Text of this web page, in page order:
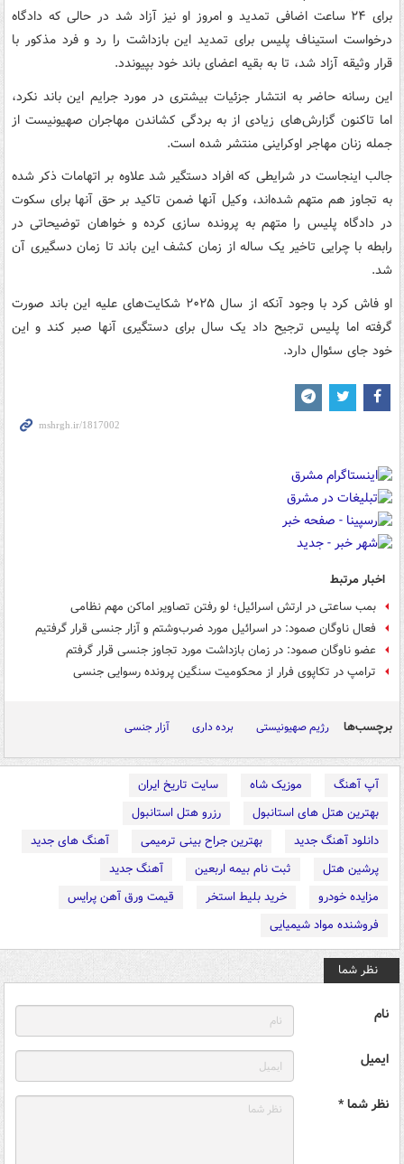
برای ۲۴ ساعت اضافی تمدید و امروز او نیز آزاد شد در حالی که دادگاه
درخواست استیناف پلیس برای تمدید این بازداشت را رد و فرد مذکور با
قرار وثیقه آزاد شد، تا به بقیه اعضای باند خود بپیوندد.
این رسانه حاضر به انتشار جزئیات بیشتری در مورد جرایم این باند نکرد،
اما تاکنون گزارش‌های زیادی از به بردگی کشاندن مهاجران صهیونیست از
جمله زنان مهاجر اوکراینی منتشر شده است.
جالب اینجاست در شرایطی که افراد دستگیر شد علاوه بر اتهامات ذکر شده
به تجاوز هم متهم شده‌اند، وکیل آنها ضمن تاکید بر حق آنها برای سکوت
در دادگاه پلیس را متهم به پرونده سازی کرده و خواهان توضیحاتی در
رابطه با چرایی تاخیر یک ساله از زمان کشف این باند تا زمان دسگیری آن
شد.
او فاش کرد با وجود آنکه از سال ۲۰۲۵ شکایت‌های علیه این باند صورت
گرفته اما پلیس ترجیح داد یک سال برای دستگیری آنها صبر کند و این
خود جای سئوال دارد.
اخبار مرتبط
بمب ساعتی در ارتش اسرائیل؛ لو رفتن تصاویر اماکن مهم نظامی
فعال ناوگان صمود: در اسرائیل مورد ضرب‌وشتم و آزار جنسی قرار گرفتیم
عضو ناوگان صمود: در زمان بازداشت مورد تجاوز جنسی قرار گرفتم
ترامپ در تکاپوی فرار از محکومیت سنگین پرونده رسوایی جنسی
برچسب‌ها رژیم صهیونیستی برده داری آزار جنسی
آپ آهنگ موزیک شاه
سایت تاریخ ایران
بهترین هتل های استانبول
رزرو هتل استانبول
دانلود آهنگ جدید
بهترین جراح بینی ترمیمی
آهنگ های جدید
پرشین هتل
ثبت نام بیمه اربعین
آهنگ جدید
مزایده خودرو
خرید بلیط استخر
قیمت ورق آهن پرایس
فروشنده مواد شیمیایی
نظر شما
نام
ایمیل
نظر شما *